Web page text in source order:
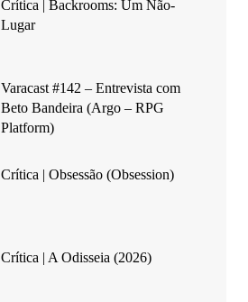
Crítica | Backrooms: Um Não-
Lugar
Varacast #142 – Entrevista com
Beto Bandeira (Argo – RPG
Platform)
Crítica | Obsessão (Obsession)
Crítica | A Odisseia (2026)